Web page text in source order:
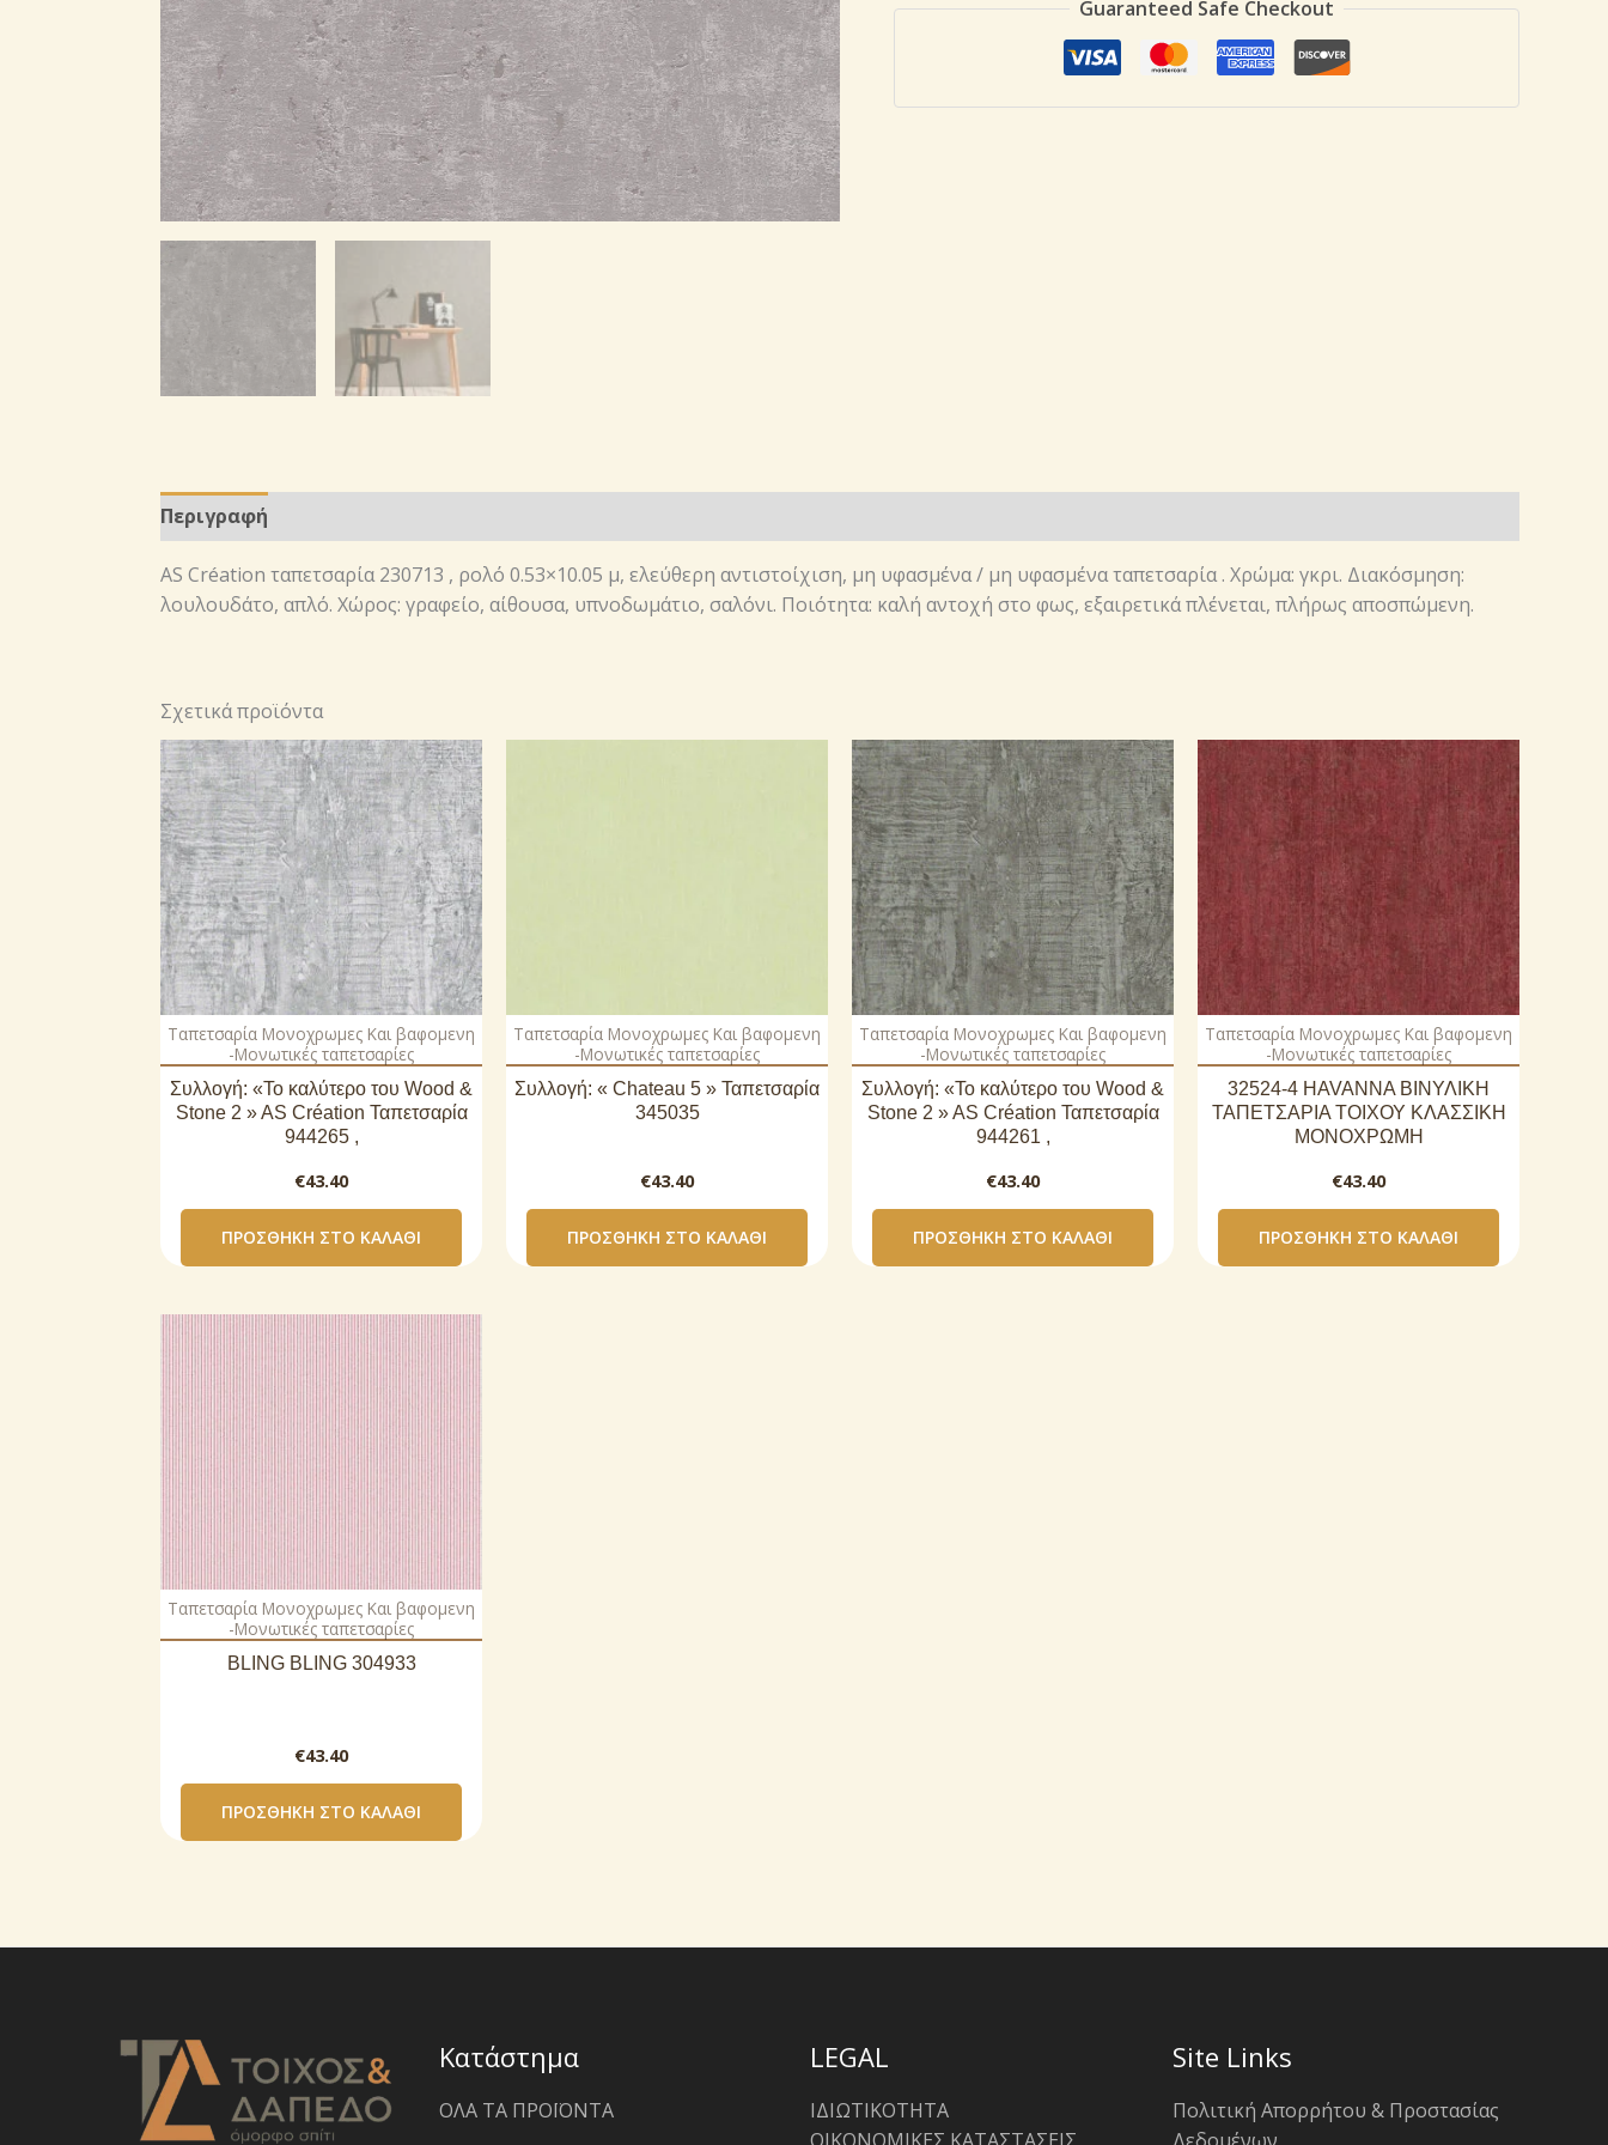
Guaranteed Safe Checkout
Περιγραφή
AS Création ταπετσαρία 230713 , ρολό 0.53×10.05 μ, ελεύθερη αντιστοίχιση, μη υφασμένα / μη υφασμένα ταπετσαρία . Χρώμα: γκρι. Διακόσμηση:
λουλουδάτο, απλό. Χώρος: γραφείο, αίθουσα, υπνοδωμάτιο, σαλόνι. Ποιότητα: καλή αντοχή στο φως, εξαιρετικά πλένεται, πλήρως αποσπώμενη.
Σχετικά προϊόντα
Ταπετσαρία Μονοχρωμες Και βαφομενη
-Μονωτικές ταπετσαρίες
Συλλογή: «Το καλύτερο του Wood &
Stone 2 » AS Création Ταπετσαρία
944265 ,
€43.40
ΠΡΟΣΘΉΚΗ ΣΤΟ ΚΑΛΆΘΙ
Ταπετσαρία Μονοχρωμες Και βαφομενη
-Μονωτικές ταπετσαρίες
Συλλογή: « Chateau 5 » Ταπετσαρία
345035
€43.40
ΠΡΟΣΘΉΚΗ ΣΤΟ ΚΑΛΆΘΙ
Ταπετσαρία Μονοχρωμες Και βαφομενη
-Μονωτικές ταπετσαρίες
Συλλογή: «Το καλύτερο του Wood &
Stone 2 » AS Création Ταπετσαρία
944261 ,
€43.40
ΠΡΟΣΘΉΚΗ ΣΤΟ ΚΑΛΆΘΙ
Ταπετσαρία Μονοχρωμες Και βαφομενη
-Μονωτικές ταπετσαρίες
32524-4 HAVANNA ΒΙΝΥΛΙΚΗ
ΤΑΠΕΤΣΑΡΙΑ ΤΟΙΧΟΥ ΚΛΑΣΣΙΚΗ
ΜΟΝΟΧΡΩΜΗ
€43.40
ΠΡΟΣΘΉΚΗ ΣΤΟ ΚΑΛΆΘΙ
Ταπετσαρία Μονοχρωμες Και βαφομενη
-Μονωτικές ταπετσαρίες
BLING BLING 304933
€43.40
ΠΡΟΣΘΉΚΗ ΣΤΟ ΚΑΛΆΘΙ
Κατάστημα
ΟΛΑ ΤΑ ΠΡΟΪΟΝΤΑ
LEGAL
ΙΔΙΩΤΙΚΟΤΗΤΑ
ΟΙΚΟΝΟΜΙΚΕΣ ΚΑΤΑΣΤΑΣΕΙΣ
Site Links
Πολιτική Απορρήτου & Προστασίας
Δεδομένων